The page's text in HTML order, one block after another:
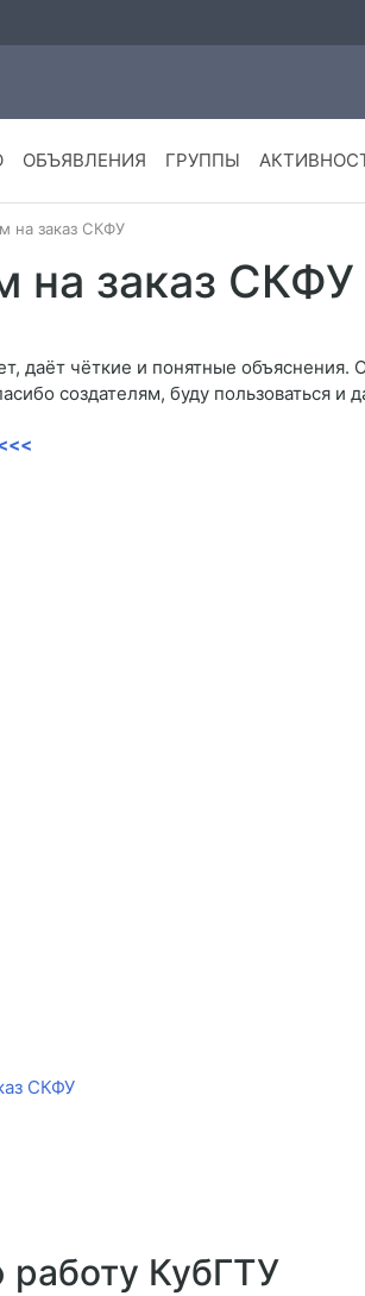
ОБЪЯВЛЕНИЯ ГРУППЫ
на заказ СКФУ
на заказ СКФУ
даёт чёткие и понятные объяснения.
создателям, буду пользоваться и
СКФУ
работу КубГТУ